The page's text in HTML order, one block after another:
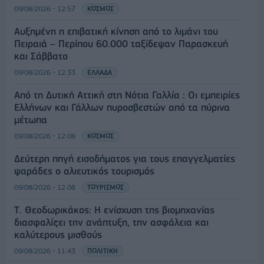
09/08/2026 - 12:57 ΚΟΣΜΟΣ
Αυξημένη η επιβατική κίνηση από το λιμάνι του
Πειραιά – Περίπου 60.000 ταξίδεψαν Παρασκευή
και Σάββατο
09/08/2026 - 12:33 ΕΛΛΑΔΑ
Από τη Δυτική Αττική στη Νότια Γαλλία : Οι εμπειρίες
Ελλήνων και Γάλλων πυροσβεστών από τα πύρινα
μέτωπα
09/08/2026 - 12:08 ΚΟΣΜΟΣ
Δεύτερη πηγή εισοδήματος για τους επαγγελματίες
ψαράδες ο αλιευτικός τουρισμός
09/08/2026 - 12:08 ΤΟΥΡΙΣΜΟΣ
Τ. Θεοδωρικάκος: Η ενίσχυση της βιομηχανίας
διασφαλίζει την ανάπτυξη, την ασφάλεια και
καλύτερους μισθούς
09/08/2026 - 11:43 ΠΟΛΙΤΙΚΗ